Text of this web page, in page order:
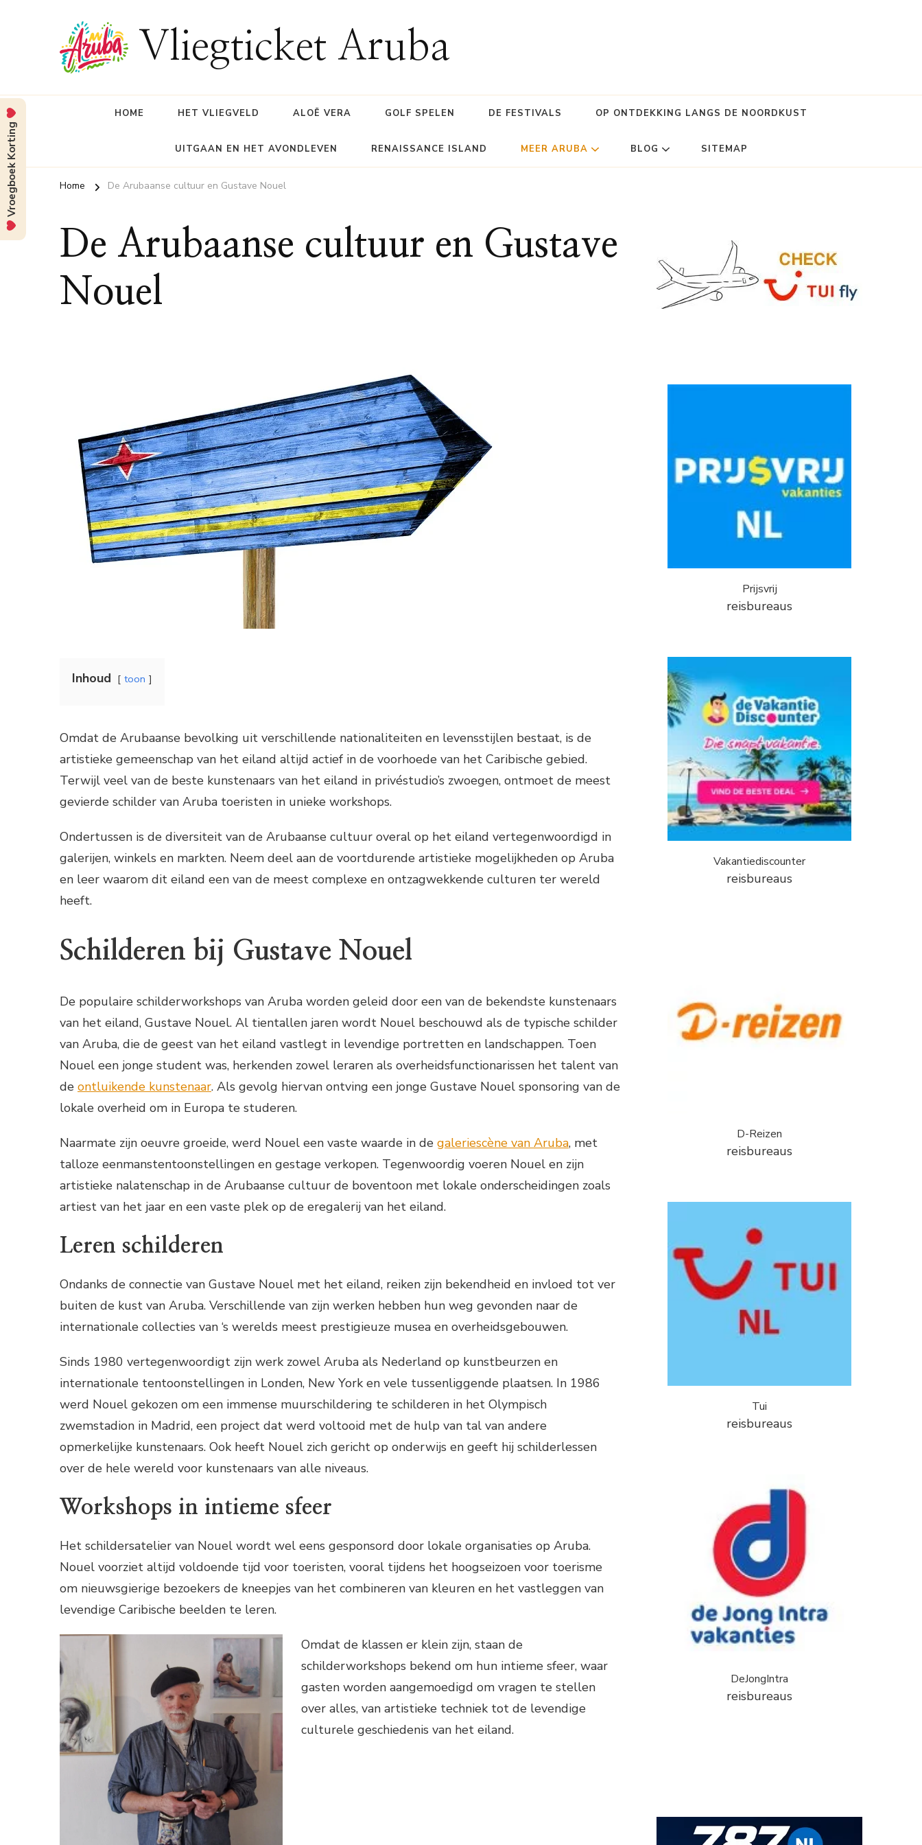
Vliegticket Aruba
HOME HET VLIEGVELD ALOË VERA GOLF SPELEN DE FESTIVALS OP ONTDEKKING LANGS DE NOORDKUST
UITGAAN EN HET AVONDLEVEN RENAISSANCE ISLAND MEER ARUBA BLOG SITEMAP
Home De Arubaanse cultuur en Gustave Nouel
De Arubaanse cultuur en Gustave
Nouel
Inhoud toon
Omdat de Arubaanse bevolking uit verschillende nationaliteiten en levensstijlen bestaat, is de
artistieke gemeenschap van het eiland altijd actief in de voorhoede van het Caribische gebied.
Terwijl veel van de beste kunstenaars van het eiland in privéstudio’s zwoegen, ontmoet de meest
gevierde schilder van Aruba toeristen in unieke workshops.
Ondertussen is de diversiteit van de Arubaanse cultuur overal op het eiland vertegenwoordigd in
galerijen, winkels en markten. Neem deel aan de voortdurende artistieke mogelijkheden op Aruba
en leer waarom dit eiland een van de meest complexe en ontzagwekkende culturen ter wereld
heeft.
Schilderen bij Gustave Nouel
De populaire schilderworkshops van Aruba worden geleid door een van de bekendste kunstenaars
van het eiland, Gustave Nouel. Al tientallen jaren wordt Nouel beschouwd als de typische schilder
van Aruba, die de geest van het eiland vastlegt in levendige portretten en landschappen. Toen
Nouel een jonge student was, herkenden zowel leraren als overheidsfunctionarissen het talent van
de ontluikende kunstenaar. Als gevolg hiervan ontving een jonge Gustave Nouel sponsoring van de
lokale overheid om in Europa te studeren.
Naarmate zijn oeuvre groeide, werd Nouel een vaste waarde in de galeriescène van Aruba, met
talloze eenmanstentoonstellingen en gestage verkopen. Tegenwoordig voeren Nouel en zijn
artistieke nalatenschap in de Arubaanse cultuur de boventoon met lokale onderscheidingen zoals
artiest van het jaar en een vaste plek op de eregalerij van het eiland.
Leren schilderen
Ondanks de connectie van Gustave Nouel met het eiland, reiken zijn bekendheid en invloed tot ver
buiten de kust van Aruba. Verschillende van zijn werken hebben hun weg gevonden naar de
internationale collecties van ‘s werelds meest prestigieuze musea en overheidsgebouwen.
Sinds 1980 vertegenwoordigt zijn werk zowel Aruba als Nederland op kunstbeurzen en
internationale tentoonstellingen in Londen, New York en vele tussenliggende plaatsen. In 1986
werd Nouel gekozen om een immense muurschildering te schilderen in het Olympisch
zwemstadion in Madrid, een project dat werd voltooid met de hulp van tal van andere
opmerkelijke kunstenaars. Ook heeft Nouel zich gericht op onderwijs en geeft hij schilderlessen
over de hele wereld voor kunstenaars van alle niveaus.
Workshops in intieme sfeer
Het schildersatelier van Nouel wordt wel eens gesponsord door lokale organisaties op Aruba.
Nouel voorziet altijd voldoende tijd voor toeristen, vooral tijdens het hoogseizoen voor toerisme
om nieuwsgierige bezoekers de kneepjes van het combineren van kleuren en het vastleggen van
levendige Caribische beelden te leren.
Omdat de klassen er klein zijn, staan de
schilderworkshops bekend om hun intieme sfeer, waar
gasten worden aangemoedigd om vragen te stellen
over alles, van artistieke techniek tot de levendige
culturele geschiedenis van het eiland.
Prijsvrij
reisbureaus
Vakantiediscounter
reisbureaus
D-Reizen
reisbureaus
Tui
reisbureaus
DeJongIntra
reisbureaus
Vroegboek Korting